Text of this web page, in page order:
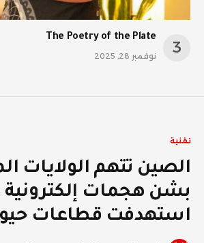
The Poetry of the Plate
نوفمبر 28, 2025
تقنية
الصين تتهم الولايات
بشن هجمات إلكترونية
استهدفت قطاعات